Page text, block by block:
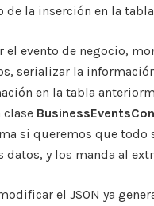
de la inserción en la
el evento de negocio,
serializar la
en la tabla
si queremos que todo
datos, y los manda al
el JSON ya